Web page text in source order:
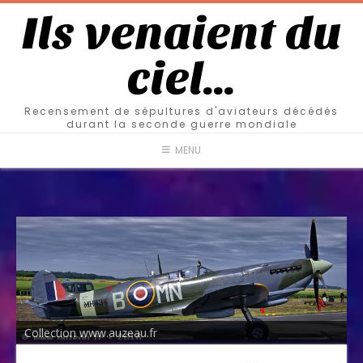
Ils venaient du
ciel…
Recensement de sépultures d'aviateurs décédés
durant la seconde guerre mondiale
MENU
Collection www.auzeau.fr